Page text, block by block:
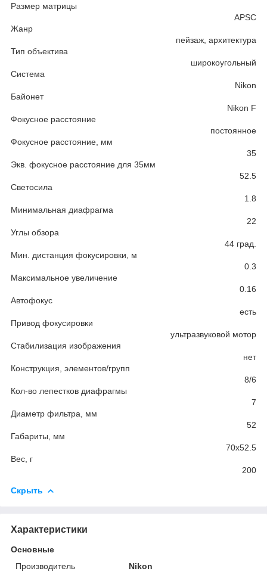
Размер матрицы
APSC
Жанр
пейзаж, архитектура
Тип объектива
широкоугольный
Система
Nikon
Байонет
Nikon F
Фокусное расстояние
постоянное
Фокусное расстояние, мм
35
Экв. фокусное расстояние для 35мм
52.5
Светосила
1.8
Минимальная диафрагма
22
Углы обзора
44 град.
Мин. дистанция фокусировки, м
0.3
Максимальное увеличение
0.16
Автофокус
есть
Привод фокусировки
ультразвуковой мотор
Стабилизация изображения
нет
Конструкция, элементов/групп
8/6
Кол-во лепестков диафрагмы
7
Диаметр фильтра, мм
52
Габариты, мм
70x52.5
Вес, г
200
Скрыть
Характеристики
Основные
Производитель
Nikon